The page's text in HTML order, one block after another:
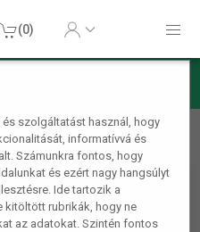
szolgáltatást használ, hogy
informatívvá és
Számunkra fontos, hogy
és ezért nagy hangsúlyt
Ide tartozik a
kitöltött rubrikák, hogy ne
az adatokat. Szintén fontos
(0)
GOURMETMAXX Forrólevegős